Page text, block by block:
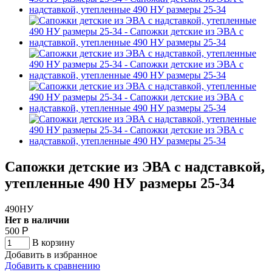
Сапожки детские из ЭВА с надставкой,
утепленные 490 НУ размеры 25-34
490НУ
Нет в наличии
500 Р
В корзину
Добавить в избранное
Добавить к сравнению